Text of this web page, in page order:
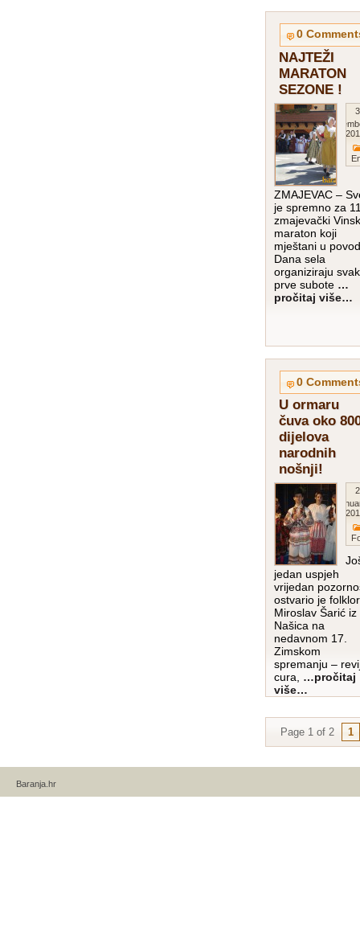
0
NAJTEŽI
MARATON
SEZONE !
ZMAJEVAC –
je spremno za
zmajevački
maraton koji
mještani u
Dana sela
organiziraju
prve subote …
pročitaj više…
0
U ormaru
čuva oko
dijelova
narodnih
nošnji!
jedan uspjeh
vrijedan
ostvario je
Miroslav Šarić iz
Našica na
nedavnom 17.
Zimskom
spremanju –
cura, …pročitaj
više…
Page 1 of 2 1
Baranja.hr